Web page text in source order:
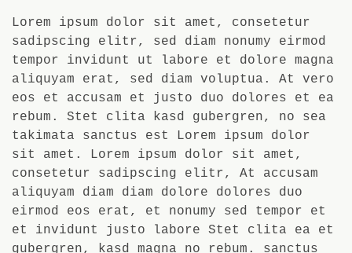
Lorem ipsum dolor sit amet, consetetur
sadipscing elitr, sed diam nonumy eirmod
tempor invidunt ut labore et dolore magna
aliquyam erat, sed diam voluptua. At vero
eos et accusam et justo duo dolores et ea
rebum. Stet clita kasd gubergren, no sea
takimata sanctus est Lorem ipsum dolor
sit amet. Lorem ipsum dolor sit amet,
consetetur sadipscing elitr, At accusam
aliquyam diam diam dolore dolores duo
eirmod eos erat, et nonumy sed tempor et
et invidunt justo labore Stet clita ea et
gubergren, kasd magna no rebum. sanctus